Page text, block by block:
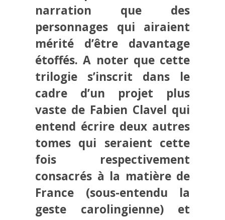
narration que des
personnages qui airaient
mérité d’être davantage
étoffés. A noter que cette
trilogie s’inscrit dans le
cadre d’un projet plus
vaste de Fabien Clavel qui
entend écrire deux autres
tomes qui seraient cette
fois respectivement
consacrés à la matière de
France (sous-entendu la
geste carolingienne) et